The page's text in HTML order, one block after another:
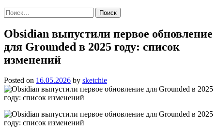
Найти:
Obsidian выпустили первое обновление
для Grounded в 2025 году: список
изменений
Posted on 16.05.2026 by sketchie